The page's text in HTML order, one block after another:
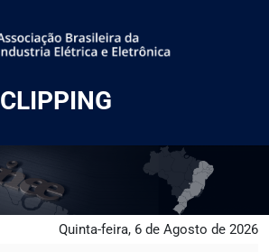
CLIPPING
Quinta-feira, 6 de Agosto de 2026